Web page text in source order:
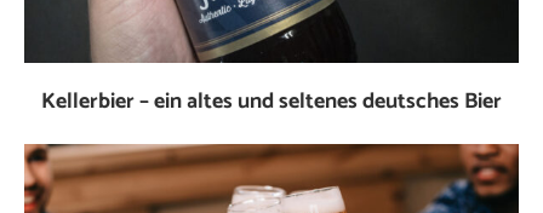
Kellerbier – ein altes und seltenes deutsches Bier